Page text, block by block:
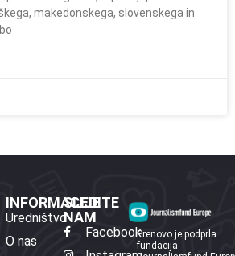
makedonskega, slovenskega in
INFORMACIJE
Uredništvo
O nas
SLEDITE
NAM
FacebookPrenovo je podprla
fundacija